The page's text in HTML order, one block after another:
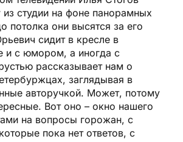
студии на фоне панорамных
потолка они высятся за его
сидит в кресле в
и с юмором, а иногда с
рассказывает нам о
заглядывая в
авторучкой. Может, потому
Вот оно – окно нашего
на вопросы горожан, с
пока нет ответов, с